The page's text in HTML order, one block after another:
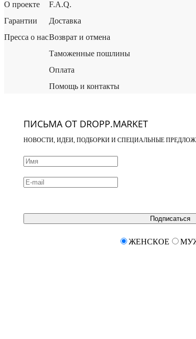
О проекте
Гарантии
Пресса о нас
F.A.Q.
Доставка
Возврат и отмена
Таможенные пошлины
Оплата
Помощь и контакты
ПИСЬМА ОТ DROPP.MARKET
НОВОСТИ, ИДЕИ, ПОДБОРКИ И СПЕЦИАЛЬНЫЕ
Подписаться
ЖЕНСКОЕ